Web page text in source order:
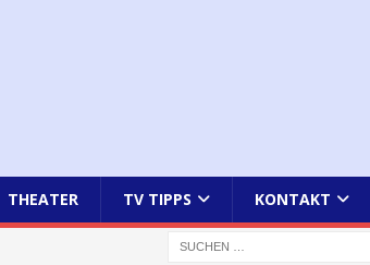
THEATER TV TIPPS KONTAKT